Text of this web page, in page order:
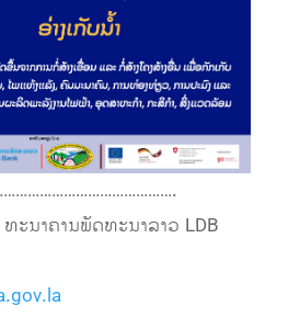
ນາຄານພັດທະນາລາວ LDB